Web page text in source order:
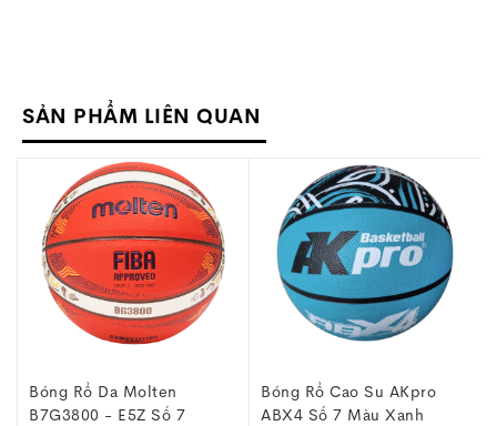
SẢN PHẨM LIÊN QUAN
Bóng Rổ Cao Su AKpro
ABX4 Số 7 Màu Xanh
Bóng Rổ Cao Su AKpro
ABX4 Số 6 Màu Xanh